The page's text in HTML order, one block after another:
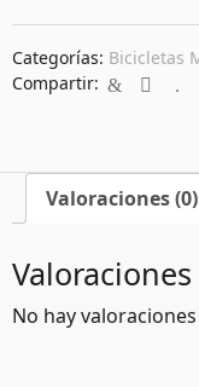
Categorías: Bicicletas
Compartir:
Valoraciones (0)
Valoraciones
No hay